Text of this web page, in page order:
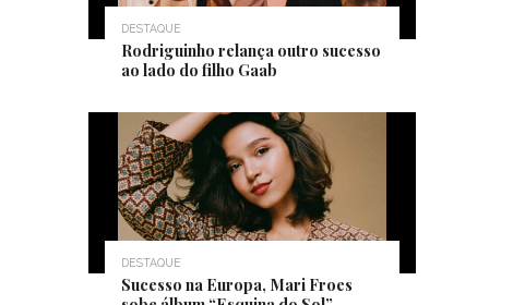
DESTAQUE
Rodriguinho relança outro sucesso
ao lado do filho Gaab
DESTAQUE
Sucesso na Europa, Mari Froes